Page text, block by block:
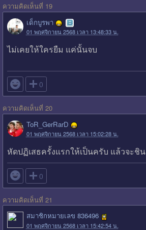
ความคิดเห็นที่ 19
เด็กบูรพา
01 พฤศจิกายน 2568 เวลา 13:48:33 น.
ไม่เคยให้ใครยืม แค่นั้นจบ
 0
ความคิดเห็นที่ 20
ToR_GerRarD
01 พฤศจิกายน 2568 เวลา 15:02:28 น.
หัดปฏิเสธครั้งแรกให้เป็นครับ แล้วจะชิน
 0
ความคิดเห็นที่ 21
สมาชิกหมายเลข 836496
01 พฤศจิกายน 2568 เวลา 15:42:54 น.